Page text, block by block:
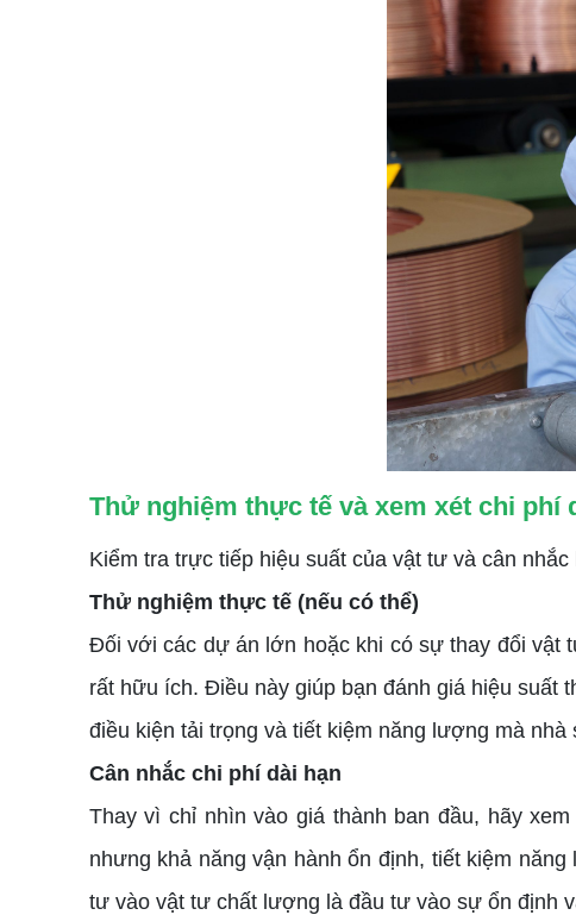
Thử nghiệm thực tế và xem xét chi phí
Kiểm tra trực tiếp hiệu suất của vật tư và cân
Thử nghiệm thực tế (nếu có thể)
Đối với các dự án lớn hoặc khi có sự thay đổi vật
rất hữu ích. Điều này giúp bạn đánh giá hiệu suất
điều kiện tải trọng và tiết kiệm năng lượng mà nhà
Cân nhắc chi phí dài hạn
Thay vì chỉ nhìn vào giá thành ban đầu, hãy
nhưng khả năng vận hành ổn định, tiết kiệm
tư vào vật tư chất lượng là đầu tư vào sự ổn định